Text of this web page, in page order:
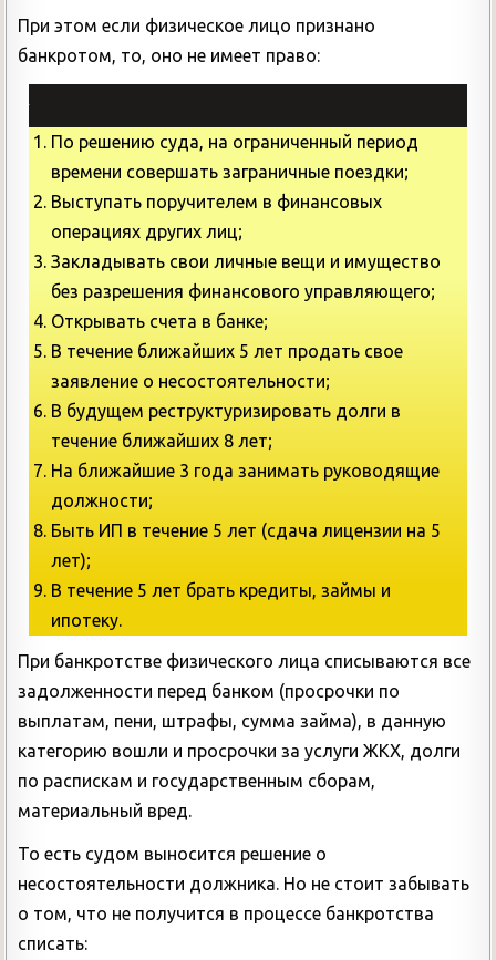
При этом если физическое лицо признано
банкротом, то, оно не имеет право:
По решению суда, на ограниченный период
времени совершать заграничные поездки;
Выступать поручителем в финансовых
операциях других лиц;
Закладывать свои личные вещи и имущество
без разрешения финансового управляющего;
Открывать счета в банке;
В течение ближайших 5 лет продать свое
заявление о несостоятельности;
В будущем реструктуризировать долги в
течение ближайших 8 лет;
На ближайшие 3 года занимать руководящие
должности;
Быть ИП в течение 5 лет (сдача лицензии на 5
лет);
В течение 5 лет брать кредиты, займы и
ипотеку.
При банкротстве физического лица списываются все
задолженности перед банком (просрочки по
выплатам, пени, штрафы, сумма займа), в данную
категорию вошли и просрочки за услуги ЖКХ, долги
по распискам и государственным сборам,
материальный вред.
То есть судом выносится решение о
несостоятельности должника. Но не стоит забывать
о том, что не получится в процессе банкротства
списать: